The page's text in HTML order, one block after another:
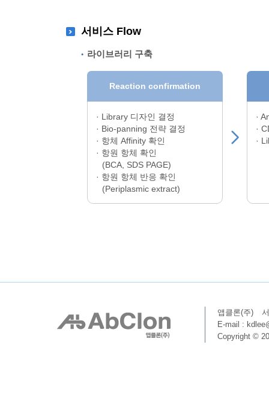
서비스 Flow
라이브러리 구축
Reaction confirmation
· Library 디자인 결정
· Bio-panning 전략 결정
· 항체 Affinity 확인
· 항원 항체 확인
(BCA, SDS PAGE)
· 항원 항체 반응 확인
(Periplasmic extract)
·
·
·
앱클론(주)
E-mail :
Copyright ©